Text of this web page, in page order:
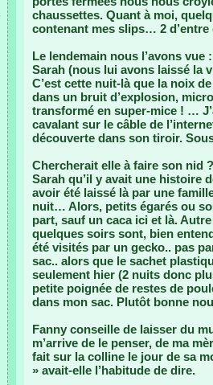
chaussettes. Quant à moi,
contenant mes slips… 2 d’entre
Le lendemain nous l’avons
Sarah (nous lui avons laissé la
C’est cette nuit-là que la noix
dans un bruit d’explosion,
transformé en super-mice ! …
cavalant sur le câble de
découverte dans son tiroir.
Chercherait elle à faire son nid
Sarah qu’il y avait une histoire
avoir été laissé là par une
nuit… Alors, petits égarés ou
part, sauf un caca ici et là.
quelques soirs sont, bien
été visités par un gecko.. pas
sac.. alors que le sachet
seulement hier (2 nuits donc
petite poignée de restes de
dans mon sac. Plutôt bonne
Fanny conseille de laisser du
m’arrive de le penser, de ma
fait sur la colline le jour de sa
» avait-elle l’habitude de dire.